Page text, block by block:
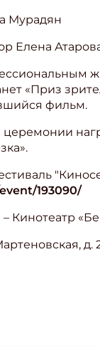
Мурадян
Елена
«Приз
фильм.
193090/
Кинотеатр
д.